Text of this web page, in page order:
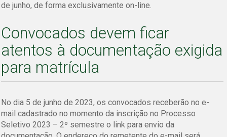
de junho, de forma exclusivamente on-line.
Convocados devem ficar
atentos à documentação exigida
para matrícula
No dia 5 de junho de 2023, os convocados receberão no e-
mail cadastrado no momento da inscrição no Processo
Seletivo 2023 – 2º semestre o link para envio da